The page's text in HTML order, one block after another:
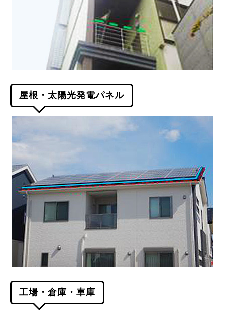
屋根・太陽光発電パネル
工場・倉庫・車庫